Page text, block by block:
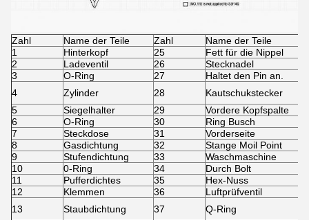
Zahl Name der Teile Zahl
Name der Teile
1
Hinterkopf 25
Fett für die Nippel
2
Ladeventil 26
Stecknadel
3
O-Ring 27
Haltet den Pin an.
4
Zylinder 28
Kautschukstecker
5
Siegelhalter 29
Vordere Kopfspalte
6
O-Ring 30
Ring Busch
7
Steckdose 31
Vorderseite
8
Gasdichtung 32
Stange Moil Point
9
Stufendichtung 33
Waschmaschine
10
0-Ring 34
Durch Bolt
11
Pufferdichtes 35
Hex-Nuss
12
Klemmen 36
Luftprüfventil
13
Staubdichtung 37
Q-Ring